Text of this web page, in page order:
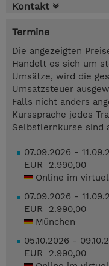
Kontakt
Termine
Die angezeigten
Handelt es sich um
Umsätze, wird die
Umsatzsteuer
Falls nicht anders
Kurssprache jedes
Selbstlernkurse sind
07.09.2026 -
EUR 2.990,00
Online im
07.09.2026 -
EUR 2.990,00
München
05.10.2026 -
EUR 2.990,00